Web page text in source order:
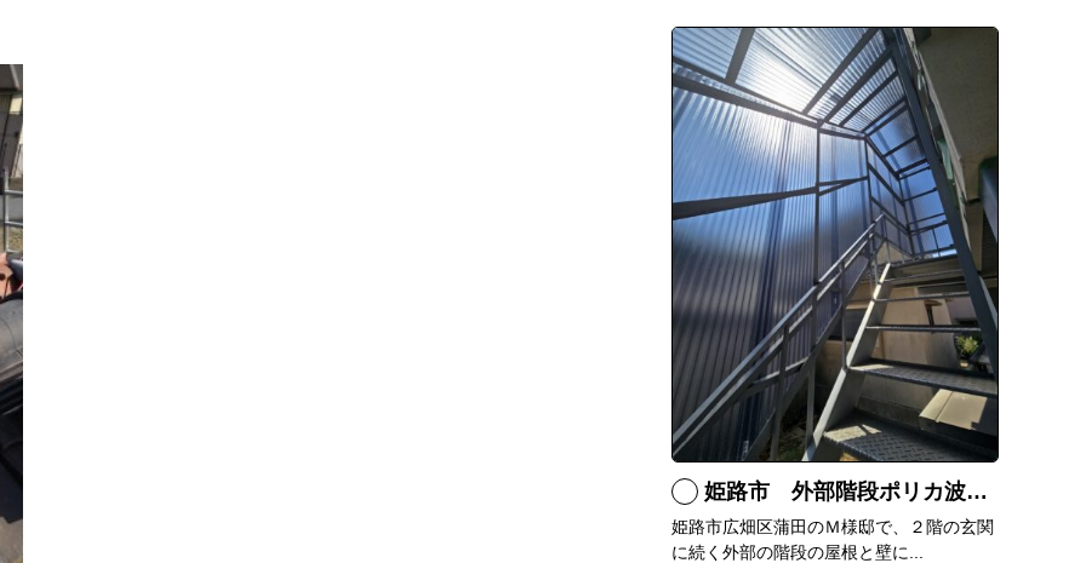
姫路市 外部階段ポリカ波板張替工事
姫路市広畑区蒲田のＭ様邸で、２階の玄関
に続く外部の階段の屋根と壁に...